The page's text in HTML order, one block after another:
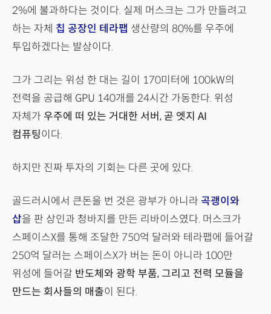
2%에 불과하다는 것이다. 실제 머스크는 그가 만들려고
하는 자체 칩 공장인 테라팹 생산량의 80%를 우주에
투입하겠다는 발상이다.
그가 그리는 위성 한 대는 길이 170미터에 100kW의
전력을 공급해 GPU 140개를 24시간 가동한다. 위성
자체가 우주에 떠 있는 거대한 서버, 곧 엣지 AI
컴퓨팅이다.
하지만 진짜 투자의 기회는 다른 곳에 있다.
골드러시에서 큰돈을 번 것은 광부가 아니라 곡괭이와
삽을 판 상인과 청바지를 만든 리바이스였다. 머스크가
스페이스X를 통해 조달한 750억 달러와 테라팹에 들어갈
250억 달러는 스페이스X가 버는 돈이 아니라 100만
위성에 들어갈 반도체와 광학 부품, 그리고 전력 모듈을
만드는 회사들의 매출이 된다.